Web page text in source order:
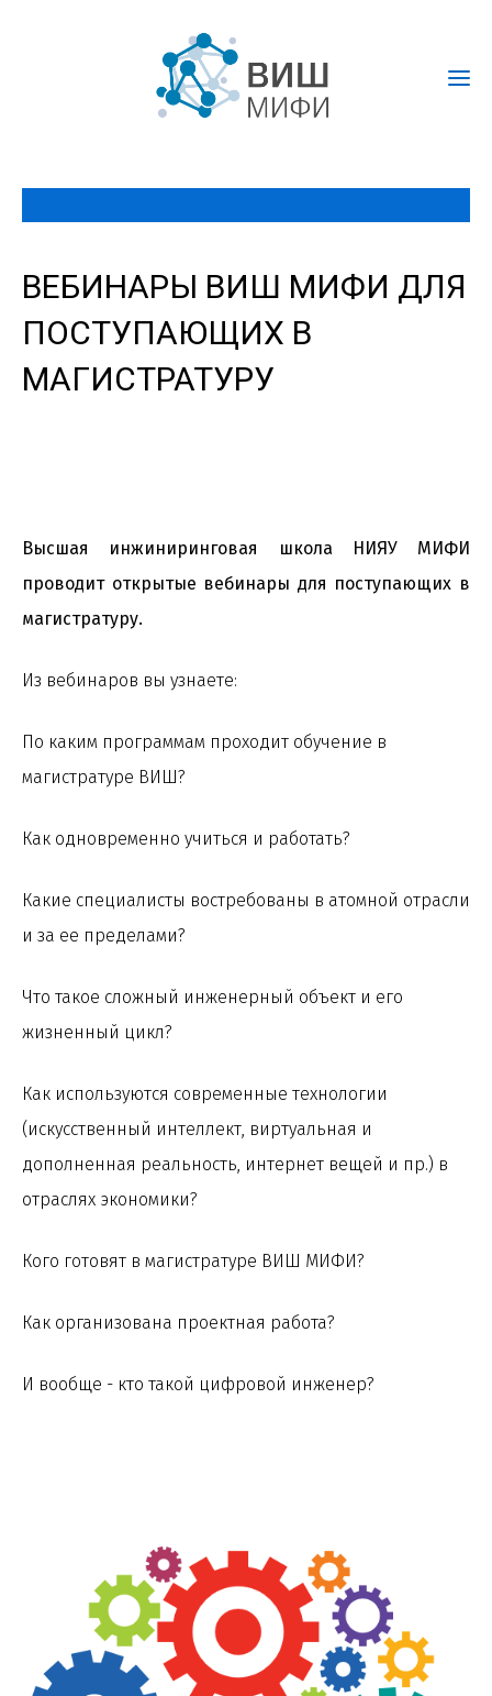
ВЕБИНАРЫ ВИШ МИФИ ДЛЯ
ПОСТУПАЮЩИХ В
МАГИСТРАТУРУ
Высшая инжиниринговая школа НИЯУ МИФИ
проводит открытые вебинары для поступающих в
магистратуру.
Из вебинаров вы узнаете:
По каким программам проходит обучение в
магистратуре ВИШ?
Как одновременно учиться и работать?
Какие специалисты востребованы в атомной отрасли
и за ее пределами?
Что такое сложный инженерный объект и его
жизненный цикл?
Как используются современные технологии
(искусственный интеллект, виртуальная и
дополненная реальность, интернет вещей и пр.) в
отраслях экономики?
Кого готовят в магистратуре ВИШ МИФИ?
Как организована проектная работа?
И вообще - кто такой цифровой инженер?